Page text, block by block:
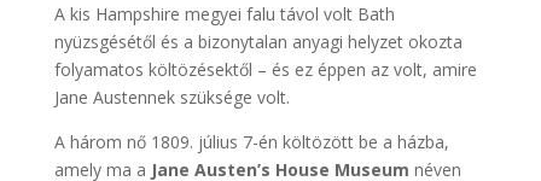
A kis Hampshire megyei falu távol volt Bath
nyüzsgésétől és a bizonytalan anyagi helyzet okozta
folyamatos költözésektől – és ez éppen az volt, amire
Jane Austennek szüksége volt.
A három nő 1809. július 7-én költözött be a házba,
amely ma a Jane Austen’s House Museum néven